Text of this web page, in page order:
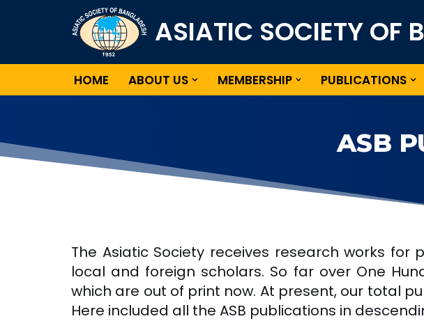
ASIATIC SOCIETY OF
HOME ABOUT US MEMBERSHIP PUBLICATIONS
ASB
The Asiatic Society receives research works
local and foreign scholars. So far over One
which are out of print now. At present, our total
Here included all the ASB publications in